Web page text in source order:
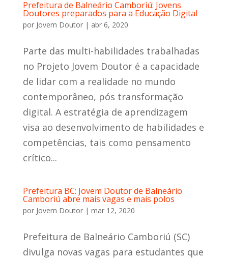
Prefeitura de Balneário Camboriú: Jovens
Doutores preparados para a Educação Digital
por Jovem Doutor| abr 6, 2020
Parte das multi-habilidades trabalhadas
no Projeto Jovem Doutor é a capacidade
de lidar com a realidade no mundo
contemporâneo, pós transformação
digital. A estratégia de aprendizagem
visa ao desenvolvimento de habilidades e
competências, tais como pensamento
crítico...
Prefeitura BC: Jovem Doutor de Balneário
Camboriú abre mais vagas e mais polos
por Jovem Doutor| mar 12, 2020
Prefeitura de Balneário Camboriú (SC)
divulga novas vagas para estudantes que